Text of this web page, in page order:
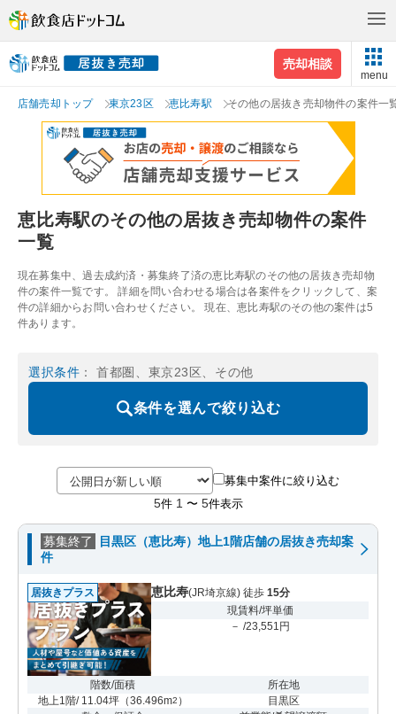
売却相談
menu
店舗売却トップ 東京23区 恵比寿駅 その他の居抜き売却物件の案件一
恵比寿駅のその他の居抜き売却物件の案件
一覧
現在募集中、過去成約済・募集終了済の恵比寿駅のその他の居抜き売却物
件の案件一覧です。 詳細を問い合わせる場合は各案件をクリックして、案
件の詳細からお問い合わせください。 現在、恵比寿駅のその他の案件は5
件あります。
選択条件 ： 首都圏、東京23区、その他
条件を選んで絞り込む
募集中案件に絞り込む
5件 1 〜 5件表示
募集終了
目黒区（恵比寿）地上1階店舗の居抜き売却案
件
居抜きプラス 恵比寿(JR埼京線) 徒歩 15分
現賃料/坪単価
－ /23,551円
階数/面積
地上1階/ 11.04坪（36.496m2 ）
所在地
目黒区